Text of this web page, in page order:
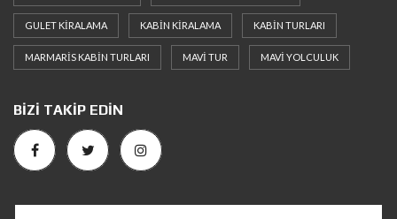
GULET KIRALAMA KABIN KIRALAMA KABIN TURLARI
MARMARIS KABIN TURLARI MAVI TUR MAVI YOLCULUK
BIZI TAKIP EDIN